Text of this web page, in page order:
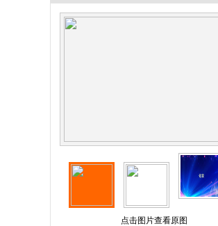
点击图片查看原图